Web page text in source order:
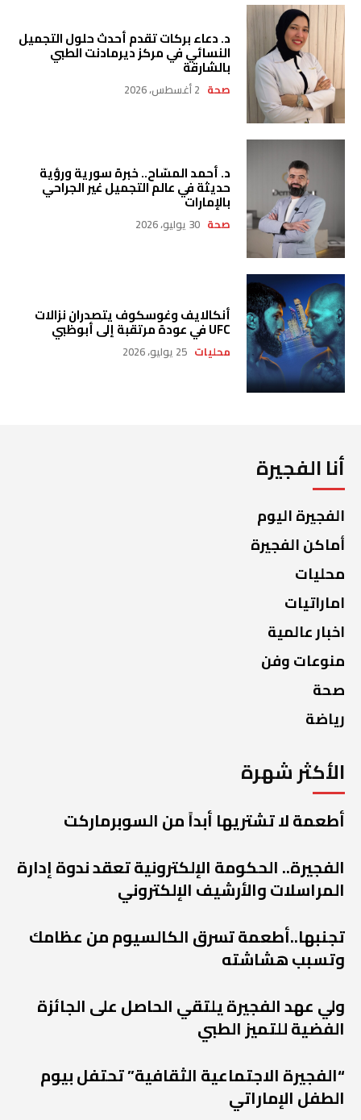
د. دعاء بركات تقدم أحدث حلول التجميل
النسائي في مركز ديرمادنت الطبي
بالشارقة
صحة 2 أغسطس، 2026
د. أحمد المسّاح.. خبرة سورية ورؤية
حديثة في عالم التجميل غير الجراحي
بالإمارات
صحة 30 يوليو، 2026
أنكالايف وغوسكوف يتصدران نزالات
UFC في عودة مرتقبة إلى أبوظبي
محليات 25 يوليو، 2026
أنا الفجيرة
الفجيرة اليوم
أماكن الفجيرة
محليات
اماراتيات
اخبار عالمية
منوعات وفن
صحة
رياضة
الأكثر شهرة
أطعمة لا تشتريها أبداً من السوبرماركت
الفجيرة.. الحكومة الإلكترونية تعقد ندوة إدارة
المراسلات والأرشيف الإلكتروني
تجنبها..أطعمة تسرق الكالسيوم من عظامك
وتسبب هشاشته
ولي عهد الفجيرة يلتقي الحاصل على الجائزة
الفضية للتميز الطبي
“الفجيرة الاجتماعية الثقافية” تحتفل بيوم
الطفل الإماراتي